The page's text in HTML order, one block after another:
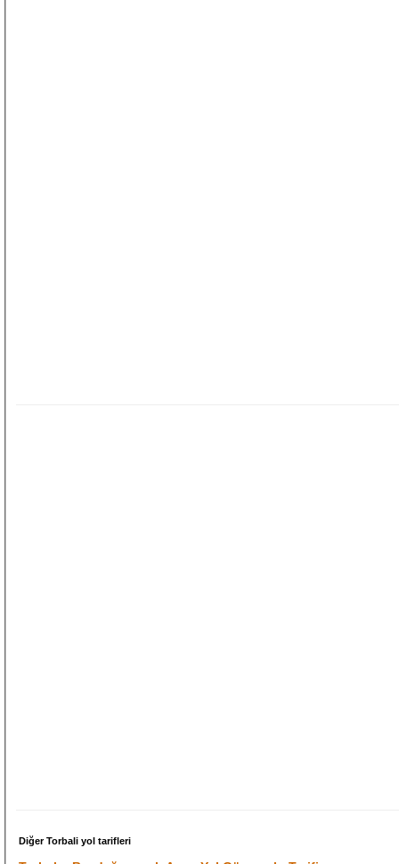
Diğer Torbali yol tarifleri